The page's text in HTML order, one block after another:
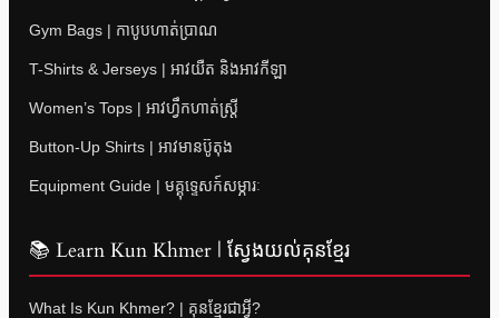
Gym Bags | កាបូបហាត់ប្រាណ
T-Shirts & Jerseys | អាវយឺត និងអាវកីឡា
Women’s Tops | អាវហ្វឹកហាត់ស្ត្រី
Button-Up Shirts | អាវមានប៊ូតុង
Equipment Guide | មគ្គុទ្ទេសក៍សម្ភារៈ
📚 Learn Kun Khmer | ស្វែងយល់គុនខ្មែរ
What Is Kun Khmer? | គុនខ្មែរជាអ្វី?